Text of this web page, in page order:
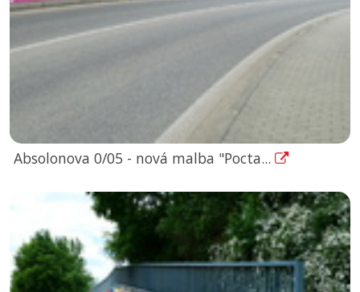
Absolonova 0/05 - nová malba "Pocta...